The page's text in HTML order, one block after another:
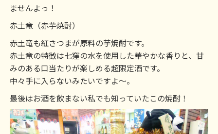
ませんよっ！
赤土竜（赤芋焼酎）
赤土竜も紅さつまが原料の芋焼酎です。
赤土竜の特徴は七窪の水を使用した華やかな香りと、甘
みのある口当たりが楽しめる超限定酒です。
中々手に入らないみたいですよ～。
最後はお酒を飲まない私でも知っていたこの焼酎！